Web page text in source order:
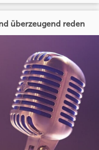
überzeugend reden